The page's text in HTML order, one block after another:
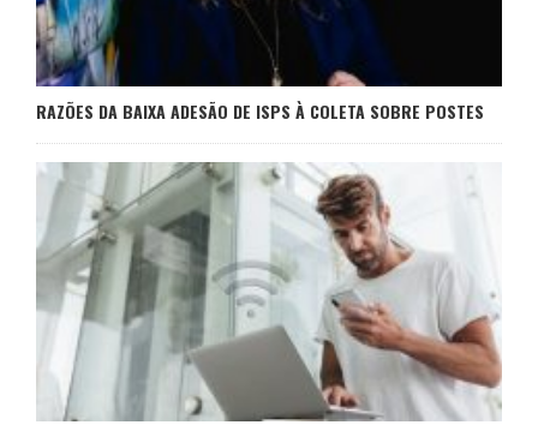
RAZÕES DA BAIXA ADESÃO DE ISPS À COLETA SOBRE POSTES